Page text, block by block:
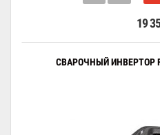
19
СВАРОЧНЫЙ ИНВЕРТОР